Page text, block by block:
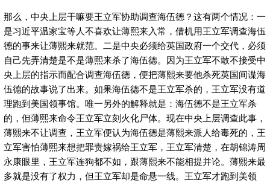
那么，中央上层干嘛要王立军协助调查海伍德？这有两个情况：一
是习近平温家宝等人不喜欢让薄熙来入常，借机用王立军调查海伍
德的事来让薄熙来就范。二是中央必须给英国政府一个交代，必须
自己先弄清楚是不是薄熙来杀了海伍德。因为王立军不敢不接受中
央上层的指示而配合调查海伍德，便把薄熙来要他杀死英国间谍海
伍德的故事说了出来。如果海伍德不是王立军杀的，王立军没有道
理跑到美国领事馆。唯一另外的解释就是：海伍德不是王立军杀
的，但薄熙来命令王立军立刻火化尸体。现在中央上层调查此事，
薄熙来不让调查，王立军便认为海伍德是薄熙来派人给毒死的，王
立军害怕薄熙来想把罪责嫁祸给王立军，王立军清楚，在胡锦涛周
永康眼里，王立军连狗都不如，跟薄熙来不能相提并论。薄熙来最
多就是没有了权力，但王立军却是命悬一线。王立军才跑到美领